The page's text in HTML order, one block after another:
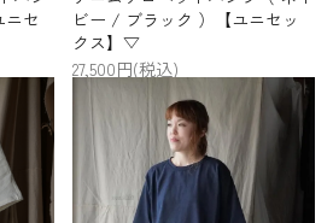
セ
ビー / ブラック ）【ユニセッ
クス】▽
27,500円(税込)